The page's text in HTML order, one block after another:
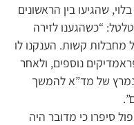
שהגיעו בין הראשונים
“כשהגענו לזירה
וסובל מחבלות קשות. הענקנו לו
נוספים, ולאחר
נמרץ של מד”א להמשך
סיפרו כי מדובר היה